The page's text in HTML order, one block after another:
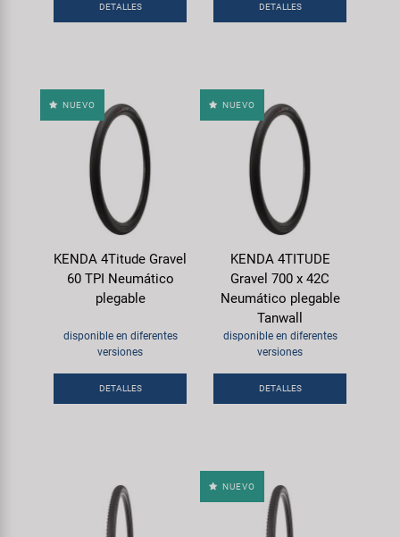
DETALLES DETALLES
NUEVO
KENDA 4Titude Gravel
60 TPI Neumático
plegable
disponible en diferentes
versiones
DETALLES
NUEVO
KENDA 4TITUDE
Gravel 700 x 42C
Neumático plegable
Tanwall
disponible en diferentes
versiones
DETALLES
NUEVO